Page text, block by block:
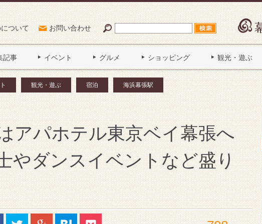
ついて お問い合わせ
記事 イベント グルメ ショッピング 観光・遊ぶ
観光・遊ぶ 宿泊 海浜幕張駅
アパホテル東京ベイ幕張へ
やダンスイベントなど盛り